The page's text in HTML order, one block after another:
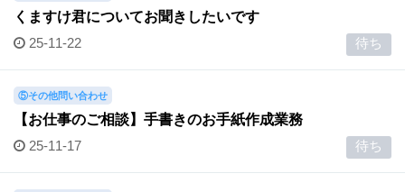
くますけ君についてお聞きしたいです
25-11-22 待ち
⑤その他問い合わせ
【お仕事のご相談】手書きのお手紙作成業務
25-11-17 待ち